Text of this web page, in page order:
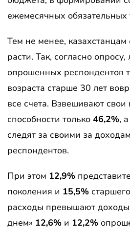
ежемесячных обязательных
Тем не менее, казахстанцам
расти. Так, согласно
опрошенных респондентов
возраста старше 30 лет
все счета. Взвешивают свои
способности только 46,2%,
следят за своими за
респондентов.
При этом 12,9%
поколения и 15,5%
расходы превышают
днем» 12,6% и 12,2%